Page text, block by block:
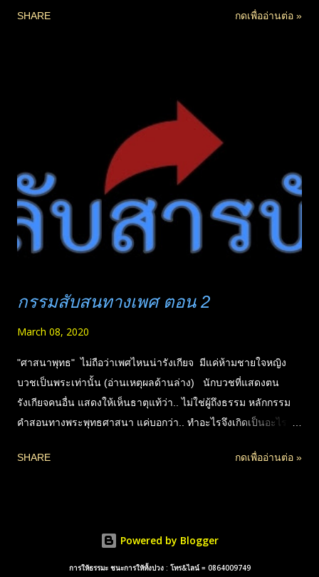
คุณภาพ ส่งผลต่อความฉลาดปราดเปรื่องในวิชาการทุกด้าน ต่อยอด
เจตสิก สิ่งที่เกิดและดับพร้อมกับจิตทุกขณะ ๗ อย่าง ที่อธิบาย
กระบวนการแห่งจิตกับความจำได้ดีที่สุด (คนที่ระลึกชาติได้คือคน
ที่มีความจำพิเศษเช่นกัน) ช่วงแรกจะฟังยากสักหน่อยสำหรับผู้เริ่ม
ศึกษา ขอให้ฟังทั้งหมดให้จบก่อน เพื่อจับภาพรวม ก็ยังได้ประโยชน์
อย่างคาดไม่ถึง เพราะถ้าเข้าใจหลักแล้วพยายามใช้ชีวิตที่เหลือ
เสริมสร้างกำลังให้จิตตัวเอง จะส่งผลดีทันทีตั้งแต่ชาตินี้ถึงชาติหน้า
อีกยาวไกล _________ 📌 หากเข้าใจหลักสำคัญ ที่เป็นสัจ...
SHARE กดเพื่ออ่านต่อ »
กรรมสับสนทางเพศ ตอน 2
March 08, 2020
"ศาสนาพุทธ" ไม่ถือว่าเพศไหนน่ารังเกียจ มีแค่ห้ามชายใจหญิง
บวชเป็นพระเท่านั้น (อ่านเหตุผลด้านล่าง) นักบวชที่แสดงตน
รังเกียจคนอื่น แสดงให้เห็นธาตุแท้ว่า.. ไม่ใช่ผู้ถึงธรรม หลักกรรม
คำสอนทางพระพุทธศาสนา แค่บอกว่า.. ทำอะไรจึงเกิดเป็นอะไร
เสี่ยงทุกข์ในอนาคตอีก แต่หากใครไม่สนใจอยากเป็นแบบนั้นต่อไป
บรรลุธรรม ไม่จำเป็นต้องบวช การบวชสำหรับคนที่พร้อมจริง
เท่านั้น (เปรียบเทียบการไม่รับคนพิการเป็นทหาร-ตำรวจ) ฆราวาส
SHARE กดเพื่ออ่านต่อ »
Powered by Blogger
การให้ธรรมะ ชนะการให้ทั้งปวง : โทร&ไลน์ = 0864009749